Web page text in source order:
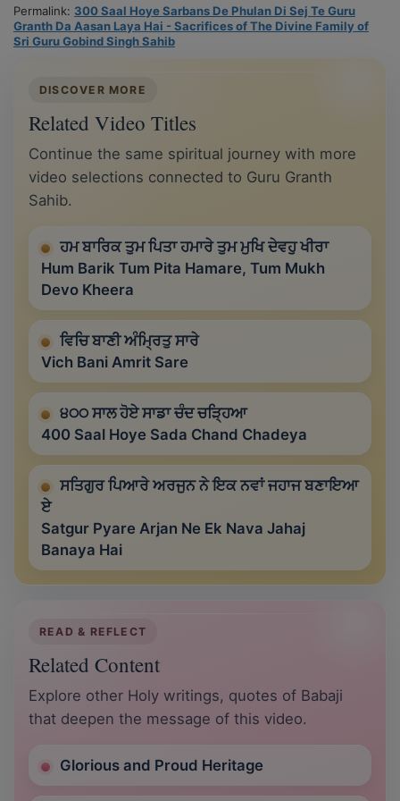
Permalink: 300 Saal Hoye Sarbans De Phulan Di Sej Te Guru
Granth Da Aasan Laya Hai - Sacrifices of The Divine Family of
Sri Guru Gobind Singh Sahib
DISCOVER MORE
Related Video Titles
Continue the same spiritual journey with more
video selections connected to Guru Granth
Sahib.
ਹਮ ਬਾਰਿਕ ਤੁਮ ਪਿਤਾ ਹਮਾਰੇ ਤੁਮ ਮੁਖਿ ਦੇਵਹੁ ਖੀਰਾ
Hum Barik Tum Pita Hamare, Tum Mukh
Devo Kheera
ਵਿਚਿ ਬਾਣੀ ਅੰਮ੍ਰਿਤੁ ਸਾਰੇ
Vich Bani Amrit Sare
੪੦੦ ਸਾਲ ਹੋਏ ਸਾਡਾ ਚੰਦ ਚੜ੍ਹਿਆ
400 Saal Hoye Sada Chand Chadeya
ਸਤਿਗੁਰ ਪਿਆਰੇ ਅਰਜੁਨ ਨੇ ਇਕ ਨਵਾਂ ਜਹਾਜ ਬਣਾਇਆ
ਏ
Satgur Pyare Arjan Ne Ek Nava Jahaj
Banaya Hai
READ & REFLECT
Related Content
Explore other Holy writings, quotes of Babaji
that deepen the message of this video.
Glorious and Proud Heritage